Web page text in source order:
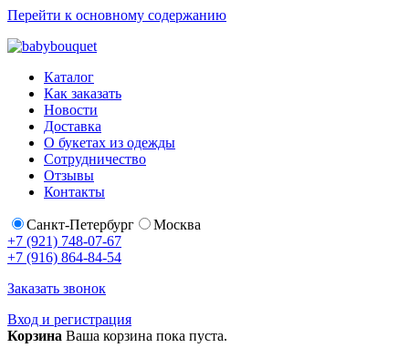
Перейти к основному содержанию
Каталог
Как заказать
Новости
Доставка
О букетах из одежды
Сотрудничество
Отзывы
Контакты
Санкт-Петербург
Москва
+7 (921) 748-07-67
+7 (916) 864-84-54
Заказать звонок
Вход и регистрация
Корзина Ваша корзина пока пуста.